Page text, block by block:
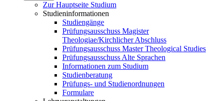
Zur Hauptseite Studium
Studieninformationen
Studiengänge
Prüfungsausschuss Magister
Theologiae/Kirchlicher Abschluss
Prüfungsausschuss Master Theological Studies
Prüfungsausschuss Alte Sprachen
Informationen zum Studium
Studienberatung
Prüfungs- und Studienordnungen
Formulare